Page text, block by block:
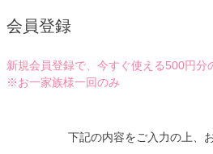
会員登録
新規会員登録で、今すぐ使える500円分
※お一家族様一回のみ
下記の内容をご入力の上、